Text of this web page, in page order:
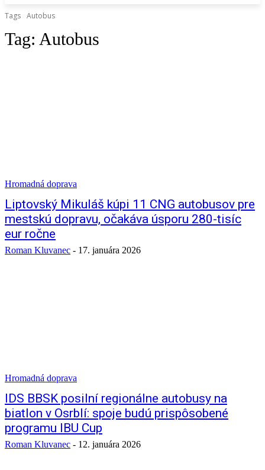
Tags Autobus
Tag: Autobus
Hromadná doprava
Liptovský Mikuláš kúpi 11 CNG autobusov pre
mestskú dopravu, očakáva úsporu 280-tisíc
eur ročne
Roman Kluvanec - 17. januára 2026
Hromadná doprava
IDS BBSK posilní regionálne autobusy na
biatlon v Osrblí: spoje budú prispôsobené
programu IBU Cup
Roman Kluvanec - 12. januára 2026